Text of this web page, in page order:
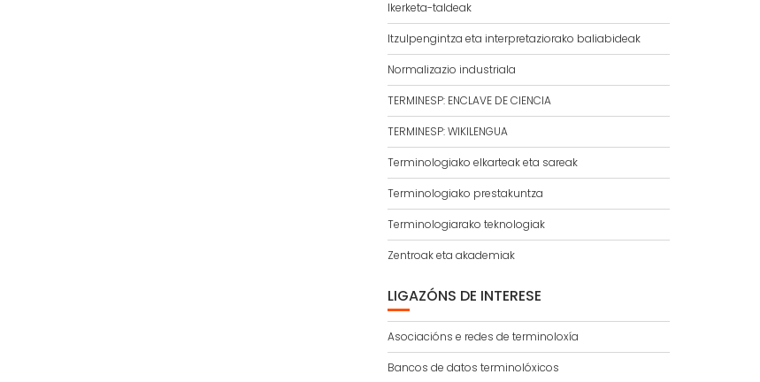
Ikerketa-taldeak
Itzulpengintza eta interpretaziorako baliabideak
Normalizazio industriala
TERMINESP: ENCLAVE DE CIENCIA
TERMINESP: WIKILENGUA
Terminologiako elkarteak eta sareak
Terminologiako prestakuntza
Terminologiarako teknologiak
Zentroak eta akademiak
LIGAZÓNS DE INTERESE
Asociacións e redes de terminoloxía
Bancos de datos terminolóxicos